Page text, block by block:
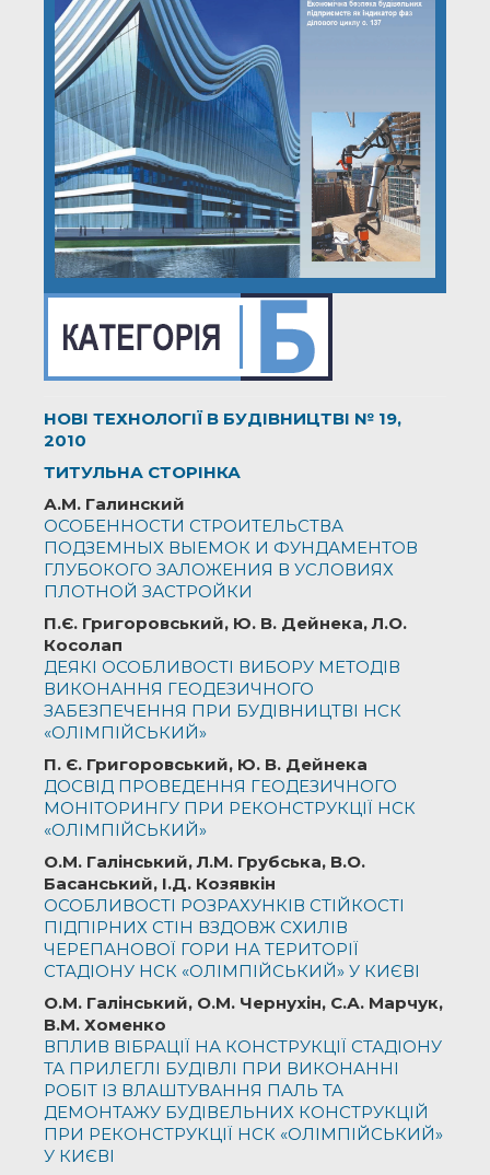
НОВІ ТЕХНОЛОГІЇ В БУДІВНИЦТВІ № 19,
2010
ТИТУЛЬНА СТОРІНКА
А.М. Галинский
ОСОБЕННОСТИ СТРОИТЕЛЬСТВА
ПОДЗЕМНЫХ ВЫЕМОК И ФУНДАМЕНТОВ
ГЛУБОКОГО ЗАЛОЖЕНИЯ В УСЛОВИЯХ
ПЛОТНОЙ ЗАСТРОЙКИ
П.Є. Григоровський, Ю. В. Дейнека, Л.О.
Косолап
ДЕЯКІ ОСОБЛИВОСТІ ВИБОРУ МЕТОДІВ
ВИКОНАННЯ ГЕОДЕЗИЧНОГО
ЗАБЕЗПЕЧЕННЯ ПРИ БУДІВНИЦТВІ НСК
«ОЛІМПІЙСЬКИЙ»
П. Є. Григоровський, Ю. В. Дейнека
ДОСВІД ПРОВЕДЕННЯ ГЕОДЕЗИЧНОГО
МОНІТОРИНГУ ПРИ РЕКОНСТРУКЦІЇ НСК
«ОЛІМПІЙСЬКИЙ»
О.М. Галінський, Л.М. Грубська, В.О.
Басанський, І.Д. Козявкін
ОСОБЛИВОСТІ РОЗРАХУНКІВ СТІЙКОСТІ
ПІДПІРНИХ СТІН ВЗДОВЖ СХИЛІВ
ЧЕРЕПАНОВОЇ ГОРИ НА ТЕРИТОРІЇ
СТАДІОНУ НСК «ОЛІМПІЙСЬКИЙ» У КИЄВІ
О.М. Галінський, О.М. Чернухін, С.А. Марчук,
В.М. Хоменко
ВПЛИВ ВІБРАЦІЇ НА КОНСТРУКЦІЇ СТАДІОНУ
ТА ПРИЛЕГЛІ БУДІВЛІ ПРИ ВИКОНАННІ
РОБІТ ІЗ ВЛАШТУВАННЯ ПАЛЬ ТА
ДЕМОНТАЖУ БУДІВЕЛЬНИХ КОНСТРУКЦІЙ
ПРИ РЕКОНСТРУКЦІЇ НСК «ОЛІМПІЙСЬКИЙ»
У КИЄВІ